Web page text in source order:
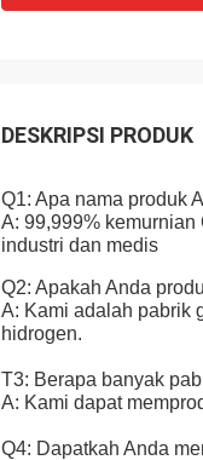
DESKRIPSI PRODUK
Q1: Apa nama produk
A: 99,999%
industri dan medis
Q2: Apakah Anda
A: Kami adalah pabrik
hidrogen.
T3: Berapa banyak
A: Kami dapat
Q4: Dapatkah Anda